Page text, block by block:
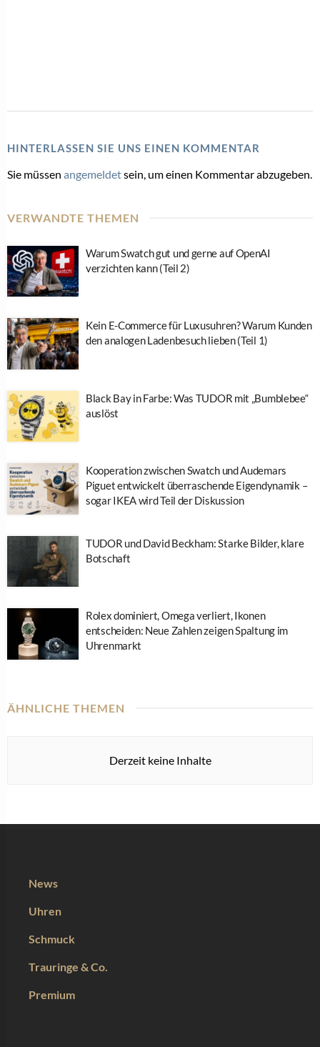
HINTERLASSEN SIE UNS EINEN KOMMENTAR
Sie müssen angemeldetsein, um einen Kommentar abzugeben.
VERWANDTE THEMEN
Warum Swatch gut und gerne auf OpenAI
verzichten kann (Teil 2)
Kein E-Commerce für Luxusuhren? Warum Kunden
den analogen Ladenbesuch lieben (Teil 1)
Black Bay in Farbe: Was TUDOR mit „Bumblebee“
auslöst
Kooperation zwischen Swatch und Audemars
Piguet entwickelt überraschende Eigendynamik –
sogar IKEA wird Teil der Diskussion
TUDOR und David Beckham: Starke Bilder, klare
Botschaft
Rolex dominiert, Omega verliert, Ikonen
entscheiden: Neue Zahlen zeigen Spaltung im
Uhrenmarkt
ÄHNLICHE THEMEN
Derzeit keine Inhalte
News
Uhren
Schmuck
Trauringe & Co.
Premium